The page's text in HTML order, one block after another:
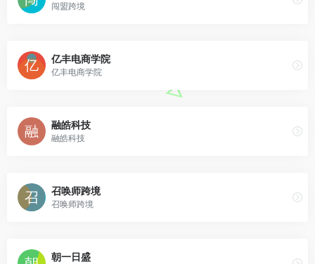
闯盟跨境
亿丰电商学院
亿丰电商学院
融皓科技
融皓科技
召唤师跨境
召唤师跨境
朝一日盛